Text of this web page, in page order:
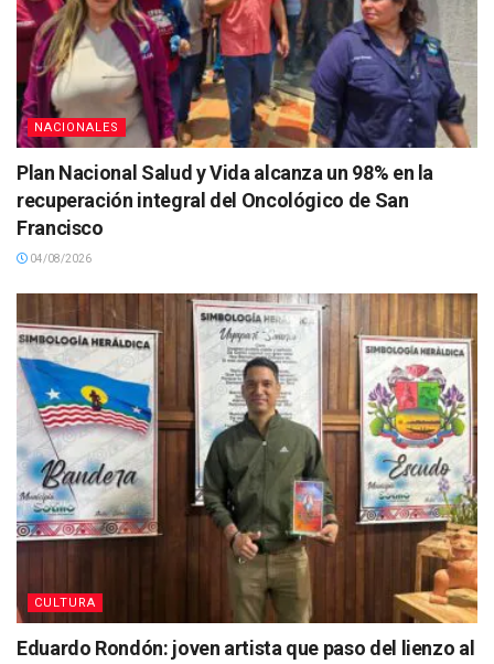
NACIONALES
Plan Nacional Salud y Vida alcanza un 98% en la
recuperación integral del Oncológico de San
Francisco
04/08/2026
CULTURA
Eduardo Rondón: joven artista que paso del lienzo al